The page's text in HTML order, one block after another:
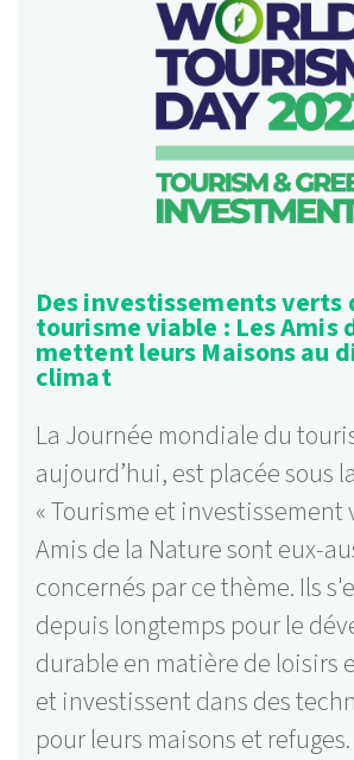
Des investissements verts
tourisme viable : Les Amis
mettent leurs Maisons au
climat
La Journée mondiale du
aujourd’hui, est placée sous
« Tourisme et investissement
Amis de la Nature sont eux-
concernés par ce thème. Ils
depuis longtemps pour le
durable en matière de loisirs
et investissent dans des
pour leurs maisons et refuges.